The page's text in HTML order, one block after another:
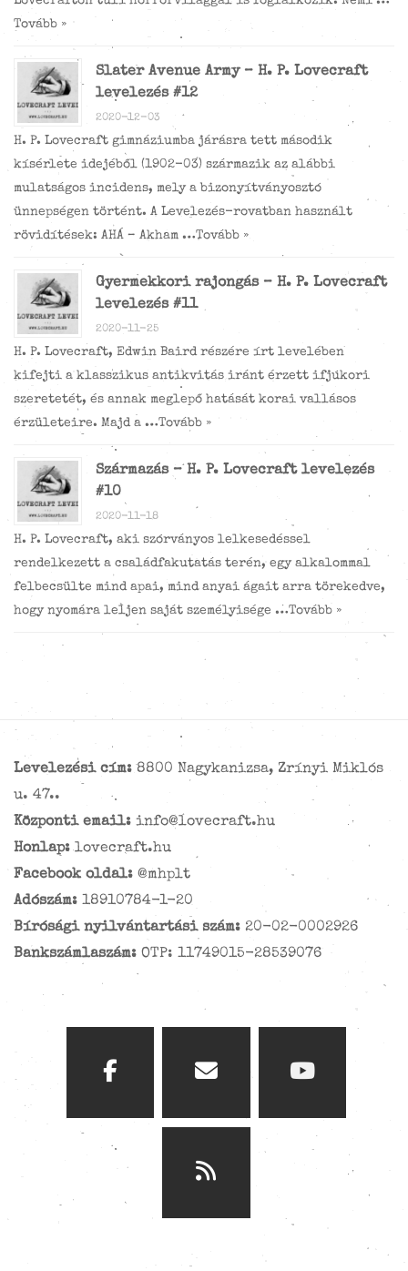
Tovább »
Slater Avenue Army – H. P. Lovecraft
levelezés #12
2020-12-03
H. P. Lovecraft gimnáziumba járásra tett második
kísérlete idejéből (1902-03) származik az alábbi
mulatságos incidens, mely a bizonyítványosztó
ünnepségen történt. A Levelezés-rovatban használt
rövidítések: AHÁ – Akham …Tovább »
Gyermekkori rajongás – H. P. Lovecraft
levelezés #11
2020-11-25
H. P. Lovecraft, Edwin Baird részére írt levelében
kifejti a klasszikus antikvitás iránt érzett ifjúkori
szeretetét, és annak meglepő hatását korai vallásos
érzületeire. Majd a …Tovább »
Származás – H. P. Lovecraft levelezés
#10
2020-11-18
H. P. Lovecraft, aki szórványos lelkesedéssel
rendelkezett a családfakutatás terén, egy alkalommal
felbecsülte mind apai, mind anyai ágait arra törekedve,
hogy nyomára leljen saját személyisége …Tovább »
Levelezési cím: 8800 Nagykanizsa, Zrínyi Miklós
u. 47..
Központi email: info@lovecraft.hu
Honlap:lovecraft.hu
Facebook oldal: @mhplt
Adószám: 18910784-1-20
Bírósági nyilvántartási szám: 20-02-0002926
Bankszámlaszám: OTP: 11749015-28539076